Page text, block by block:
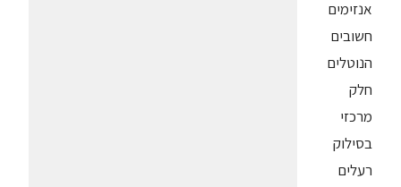
אנזימים
חשובים
הנוטלים
חלק
מרכזי
בסילוק
רעלים